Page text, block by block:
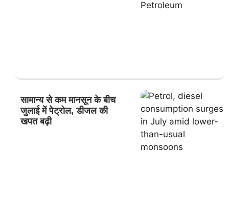
सामान्य से कम मानसून के बीच
जुलाई में पेट्रोल, डीजल की
खपत बढ़ी